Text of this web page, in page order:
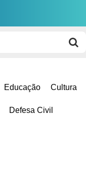
Educação Cultura
Defesa Civil